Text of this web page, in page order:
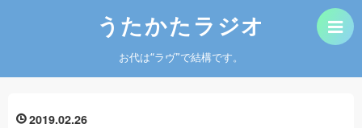
うたかたラジオ
お代は“ラヴ”で結構です。
2019 02 26